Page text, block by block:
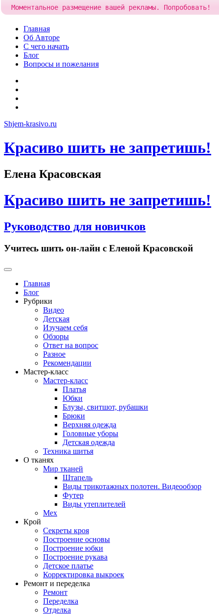
Skip
content
Главная
Об Авторе
С чего начать
Блог
Вопросы и пожелания
Shjem-krasivo.ru
Красиво шить не запретишь!
Елена Красовская
Красиво шить не запретишь!
Руководство для новичков
Учитесь шить он-лайн с Еленой Красовской
Primary
Главная
Блог
Рубрики
Видео
Детская
Изучаем себя
Обзоры
Ответ на вопрос
Разное
Рекомендации
Мастер-класс
Мастер-класс
Платья
Юбки
Блузы, свитшот, рубашки
Брюки
Верхняя одежда
Головные уборы
Детская одежда
Техника шитья
О тканях
Мир тканей
Штапель
Виды трикотажных полотен. Видеообзор
Футер
Виды утеплителей
Мех
Крой
Секреты кроя
Построение основы
Построение юбки
Построение рукава
Детское платье
Корректировка выкроек
Ремонт и переделка
Ремонт
Переделка
Отделка
Моментальное размещение вашей рекламы. Попробовать!